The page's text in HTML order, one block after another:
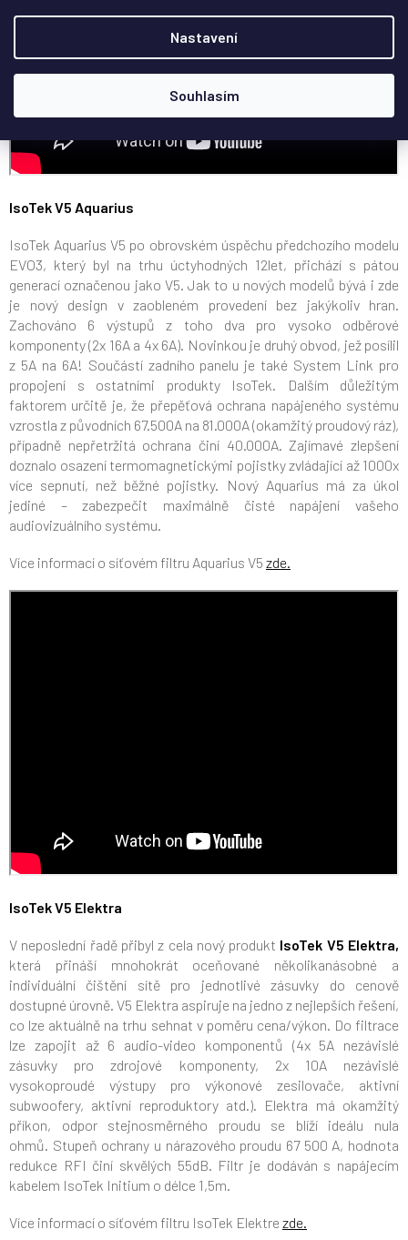
Nastavení
Souhlasím
IsoTek V5 Aquarius
IsoTek Aquarius V5 po obrovském úspěchu předchozího modelu
EVO3, který byl na trhu úctyhodných 12let, přichází s pátou
generací označenou jako V5. Jak to u nových modelů bývá i zde
je nový design v zaobleném provedení bez jakýkoliv hran.
Zachováno 6 výstupů z toho dva pro vysoko odběrové
komponenty (2x 16A a 4x 6A). Novinkou je druhý obvod, jež posílil
z 5A na 6A! Součástí zadního panelu je také System Link pro
propojení s ostatními produkty IsoTek. Dalším důležitým
faktorem určitě je, že přepěťová ochrana napájeného systému
vzrostla z původních 67.500A na 81.000A (okamžitý proudový ráz),
případně nepřetržitá ochrana činí 40.000A. Zajímavé zlepšení
doznalo osazení termomagnetickými pojistky zvládající až 1000x
více sepnutí, než běžné pojistky. Nový Aquarius má za úkol
jediné – zabezpečit maximálně čisté napájení vašeho
audiovizuálního systému.
Více informací o síťovém filtru Aquarius V5 zde.
IsoTek V5 Elektra
V neposlední řadě přibyl z cela nový produkt IsoTek V5 Elektra,
která přináší mnohokrát oceňované několikanásobné a
individuální čištění sítě pro jednotlivé zásuvky do cenově
dostupné úrovně. V5 Elektra aspiruje na jedno z nejlepších řešení,
co lze aktuálně na trhu sehnat v poměru cena/výkon. Do filtrace
lze zapojit až 6 audio-video komponentů (4x 5A nezávislé
zásuvky pro zdrojové komponenty, 2x 10A nezávislé
vysokoproudé výstupy pro výkonové zesilovače, aktivní
subwoofery, aktivní reproduktory atd.). Elektra má okamžitý
příkon, odpor stejnosměrného proudu se blíží ideálu nula
ohmů. Stupeň ochrany u nárazového proudu 67 500 A, hodnota
redukce RFI činí skvělých 55dB. Filtr je dodáván s napájecím
kabelem IsoTek Initium o délce 1,5m.
Více informací o síťovém filtru IsoTek Elektre zde.